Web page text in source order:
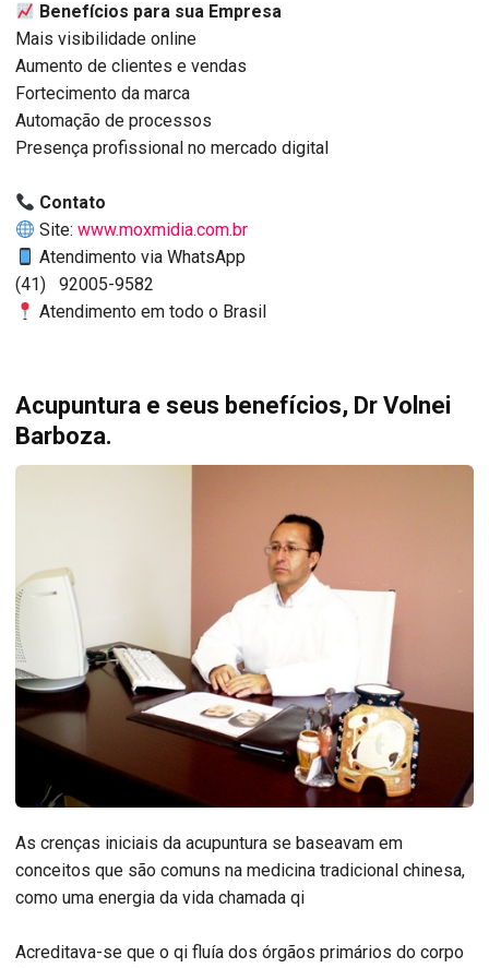
Benefícios para sua Empresa
Mais visibilidade online
Aumento de clientes e vendas
Fortecimento da marca
Automação de processos
Presença profissional no mercado digital
Contato
Site:www.moxmidia.com.br
Atendimento via WhatsApp
(41) 92005-9582
Atendimento em todo o Brasil
Acupuntura e seus benefícios, Dr Volnei
Barboza.
As crenças iniciais da acupuntura se baseavam em
conceitos que são comuns na medicina tradicional chinesa,
como uma energia da vida chamada qi
Acreditava-se que o qi fluía dos órgãos primários do corpo